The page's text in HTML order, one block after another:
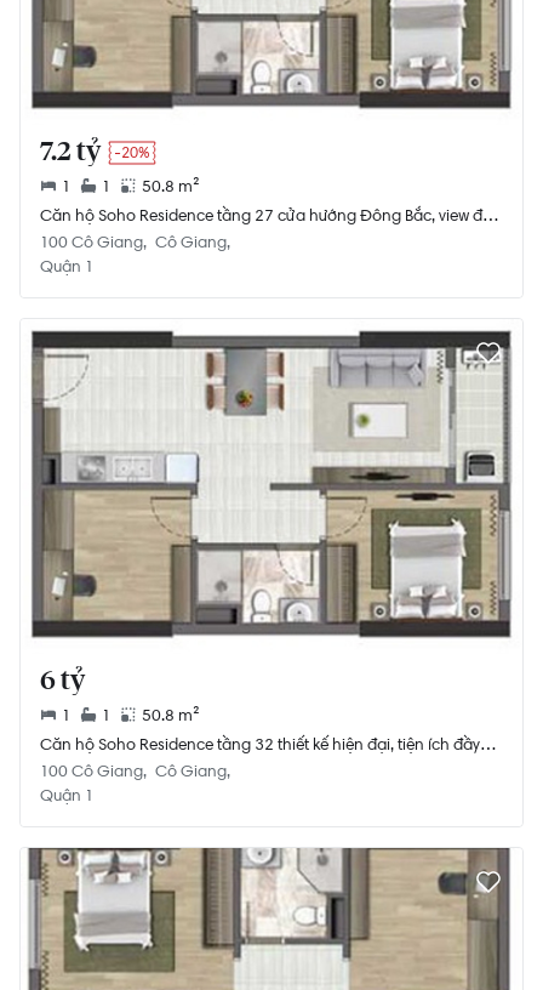
7.2 tỷ -20%
1 1
50.8 m²
Căn hộ Soho Residence tầng 27 cửa hướng Đông Bắc, view đón
gió mát.
100 Cô Giang Cô Giang
Quận 1
6 tỷ
1 1
50.8 m²
Căn hộ Soho Residence tầng 32 thiết kế hiện đại, tiện ích đầy
đủ.
100 Cô Giang Cô Giang
Quận 1